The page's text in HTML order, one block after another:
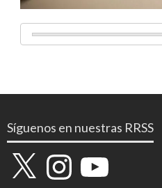
Síguenos en nuestras RRSS
X InstagramYouTube